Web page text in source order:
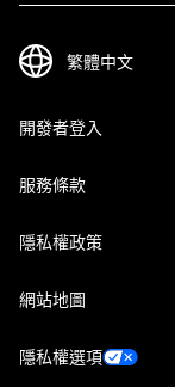
開發者登入
服務條款
隱私權政策
網站地圖
隱私權選項